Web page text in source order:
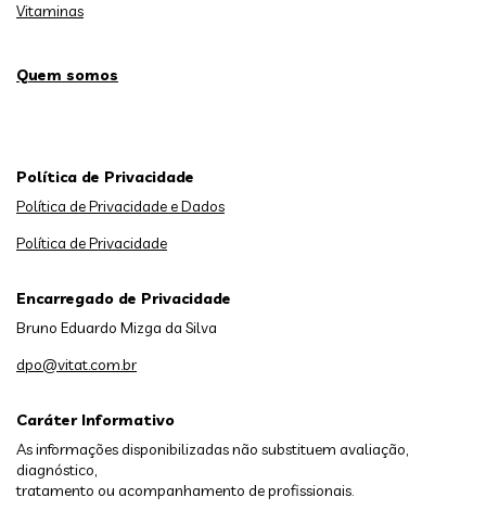
Vitaminas
Quem somos
Caráter Informativo
As informações disponibilizadas não substituem avaliação,
diagnóstico,
tratamento ou acompanhamento de profissionais.
Política de Privacidade
Política de Privacidade e Dados
Política de Privacidade
Encarregado de Privacidade
Bruno Eduardo Mizga da Silva
dpo@vitat.com.br